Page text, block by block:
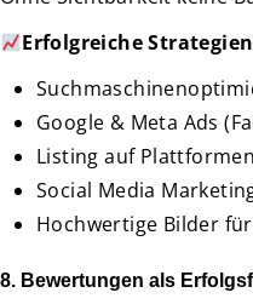
Erfolgreiche
Google & Meta Ads
Listing auf
Social Media
Hochwertige Bilder
8. Bewertungen als